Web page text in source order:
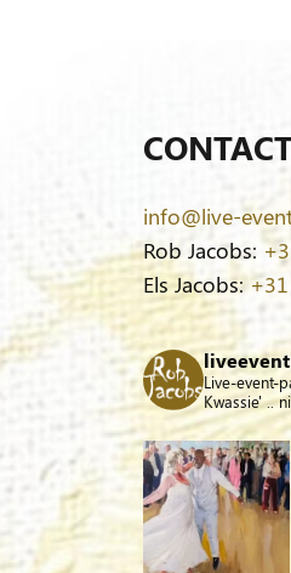
info@live-
Rob Jacobs:
Els Jacobs:
Live-event-
Kwassie' ..